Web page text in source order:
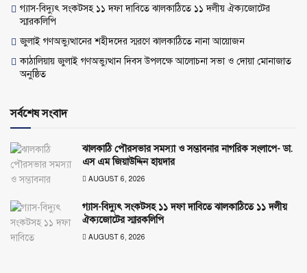
গ্যাস-বিদ্যুৎ সংকটসহ ১১ দফা দাবিতে ঝালকাঠিতে ১১ দলীয় ঐক্যজোটের
স্মারকলিপি
জুলাই গণঅভ্যুত্থানের শহীদদের স্মরণে ঝালকাঠিতে নানা আয়োজন
কাঠালিয়ায় জুলাই গণঅভ্যুত্থান দিবস উপলক্ষে আলোচনা সভা ও দোয়া মোনাজাত
অনুষ্ঠিত
সর্বশেষ সংবাদ
ঝালকাঠি পৌরসভার সমস্যা ও সম্ভাবনার নাগরিক সংলাপে- ডা.
এস এম জিয়াউদ্দিন হায়দার
AUGUST 6, 2026
গ্যাস-বিদ্যুৎ সংকটসহ ১১ দফা দাবিতে ঝালকাঠিতে ১১ দলীয়
ঐক্যজোটের স্মারকলিপি
AUGUST 6, 2026